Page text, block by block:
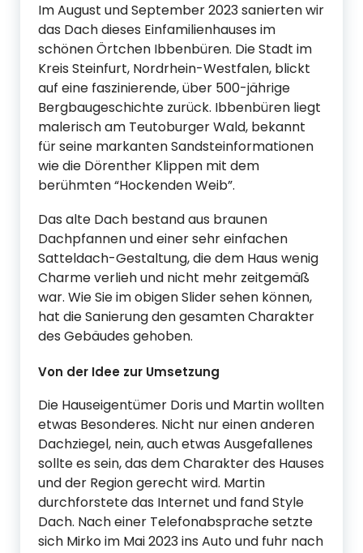
Im August und September 2023 sanierten wir
das Dach dieses Einfamilienhauses im
schönen Örtchen Ibbenbüren. Die Stadt im
Kreis Steinfurt, Nordrhein-Westfalen, blickt
auf eine faszinierende, über 500-jährige
Bergbaugeschichte zurück. Ibbenbüren liegt
malerisch am Teutoburger Wald, bekannt
für seine markanten Sandsteinformationen
wie die Dörenther Klippen mit dem
berühmten “Hockenden Weib”.
Das alte Dach bestand aus braunen
Dachpfannen und einer sehr einfachen
Satteldach-Gestaltung, die dem Haus wenig
Charme verlieh und nicht mehr zeitgemäß
war. Wie Sie im obigen Slider sehen können,
hat die Sanierung den gesamten Charakter
des Gebäudes gehoben.
Von der Idee zur Umsetzung
Die Hauseigentümer Doris und Martin wollten
etwas Besonderes. Nicht nur einen anderen
Dachziegel, nein, auch etwas Ausgefallenes
sollte es sein, das dem Charakter des Hauses
und der Region gerecht wird. Martin
durchforstete das Internet und fand Style
Dach. Nach einer Telefonabsprache setzte
sich Mirko im Mai 2023 ins Auto und fuhr nach